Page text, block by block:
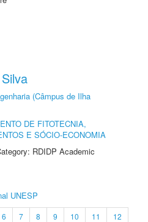
(Câmpus de Ilha
DE FITOTECNIA,
E SÓCIO-ECONOMIA
RDIDP Academic
UNESP
6 7 8 9 10 11
12